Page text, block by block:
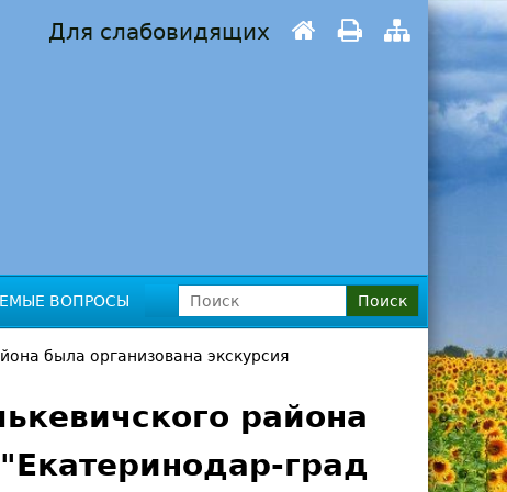
Для слабовидящих
была организована экскурсия
района
град
Ф
р
м
о
ВОПРОСЫ